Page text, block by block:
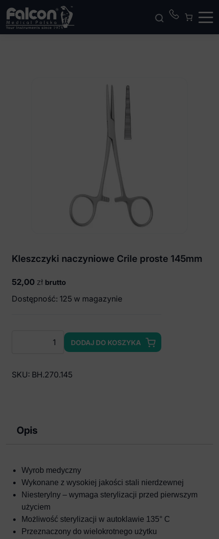
Kleszczyki naczyniowe Crile proste 145mm
52,00 zł brutto
Dostępność: 125 w magazynie
Crile
DODAJ DO KOSZYKA
SKU: BH.270.145
Opis
Wyrob medyczny
Wykonane z wysokiej jakości stali nierdzewnej
Niesterylny – wymaga sterylizacji przed pierwszym
użyciem
Możliwość sterylizacji w autoklawie 135° C
Przeznaczony do wielokrotnego użytku